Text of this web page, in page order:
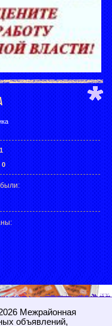
1
0
:
Межрайонная
объявлений,